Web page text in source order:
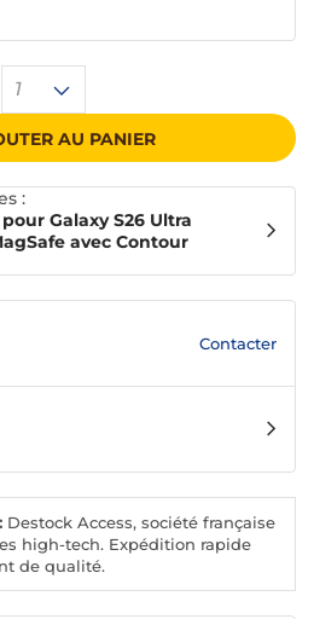
1
AU PANIER
:
Galaxy S26 Ultra
avec Contour
Contacter
Destock Access, société française
high-tech. Expédition rapide
de qualité.